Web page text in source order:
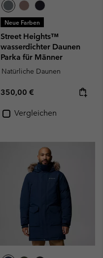
Neue Farben
Street Heights™
wasserdichter Daunen
Parka für Männer
Natürliche Daunen
Regular price:
350,00 €
Vergleichen